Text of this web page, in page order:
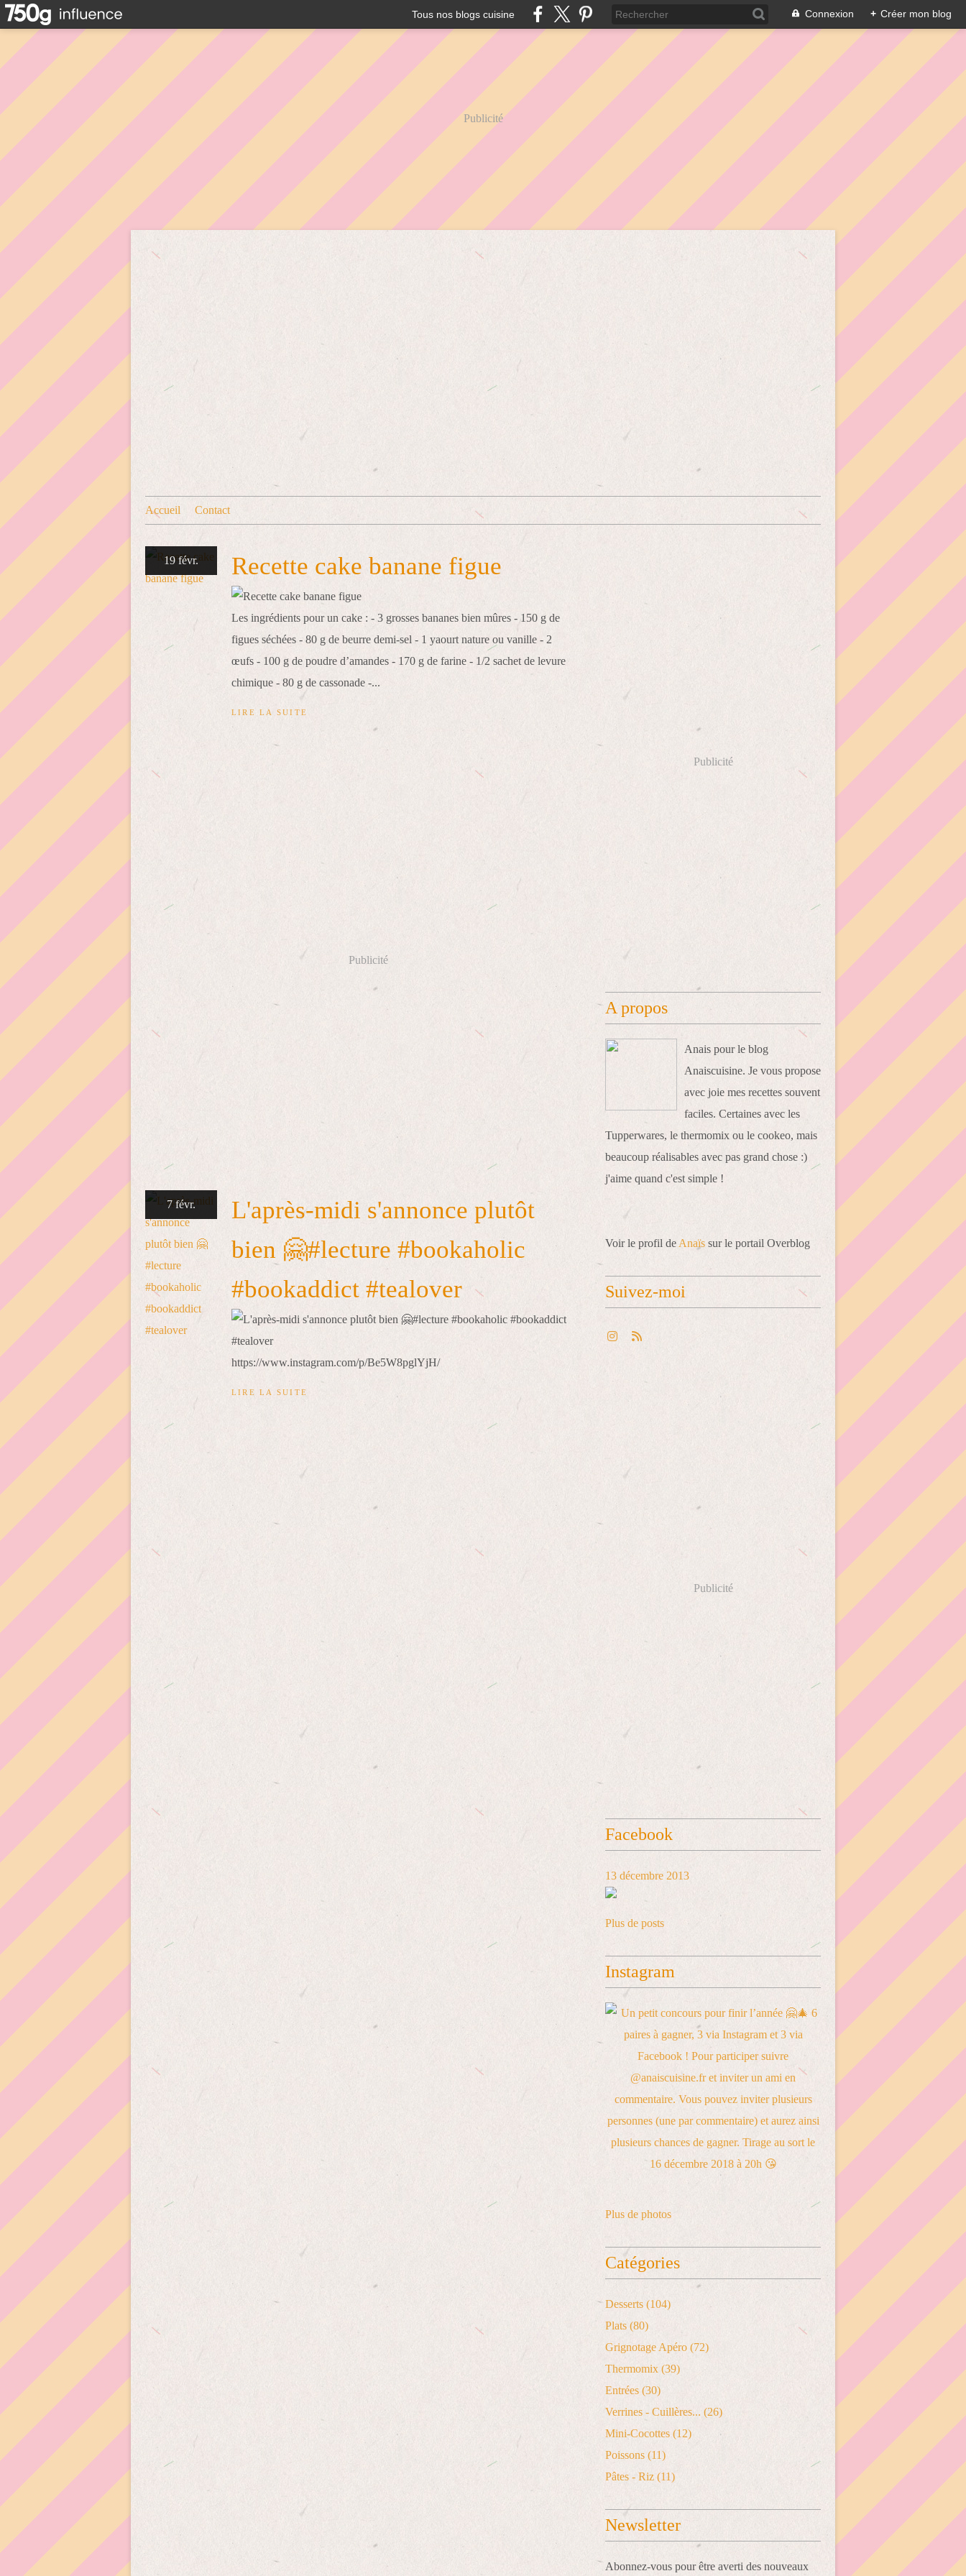
Tous nos blogs cuisine Connexion + Créer mon blog
Publicité
Accueil Contact
19 févr. Recette cake banane figue
Les ingrédients pour un cake : - 3 grosses bananes bien mûres - 150 g de
figues séchées - 80 g de beurre demi-sel - 1 yaourt nature ou vanille - 2
œufs - 100 g de poudre d’amandes - 170 g de farine - 1/2 sachet de levure
chimique - 80 g de cassonade -...
LIRE LA SUITE
Publicité
7 févr.
L'après-midi s'annonce plutôt
bien 🤗#lecture #bookaholic
#bookaddict #tealover
https://www.instagram.com/p/Be5W8pglYjH/
LIRE LA SUITE
Publicité
A propos
Anais pour le blog
Anaiscuisine. Je vous propose
avec joie mes recettes souvent
faciles. Certaines avec les
Tupperwares, le thermomix ou le cookeo, mais
beaucoup réalisables avec pas grand chose :)
j'aime quand c'est simple !
Voir le profil de Anaïs sur le portail Overblog
Suivez-moi
Publicité
Facebook
13 décembre 2013
Plus de posts
Instagram
Plus de photos
Catégories
Desserts (104)
Plats (80)
Grignotage Apéro (72)
Thermomix (39)
Entrées (30)
Verrines - Cuillères... (26)
Mini-Cocottes (12)
Poissons (11)
Pâtes - Riz (11)
Newsletter
Abonnez-vous pour être averti des nouveaux